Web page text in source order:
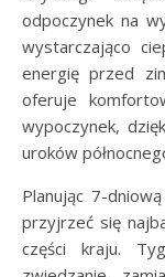
odpoczynek na
wystarczająco
energię przed
oferuje
wypoczynek,
uroków
Planując 7-
przyjrzeć się
części kraju.